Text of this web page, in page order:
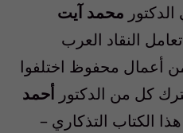
محمد آيت
النقاد العرب
أعمال محفوظ اختلفوا
كل من الدكتور أحمد
الكتاب التذكاري –